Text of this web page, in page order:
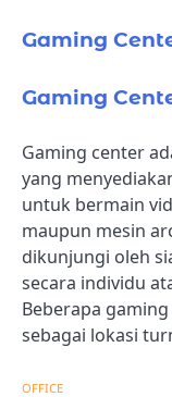
Gaming
Gaming
Gaming center
yang
untuk bermain
maupun mesin
dikunjungi oleh
secara individu
Beberapa
sebagai lokasi
OFFICE